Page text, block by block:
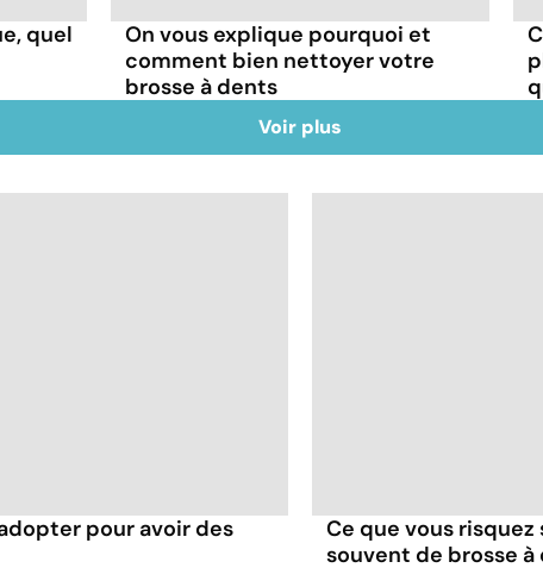
quel
On vous explique pourquoi et
comment bien nettoyer votre
brosse à dents
Voir plus
pour avoir des
Ce que vous risquez
souvent de brosse à